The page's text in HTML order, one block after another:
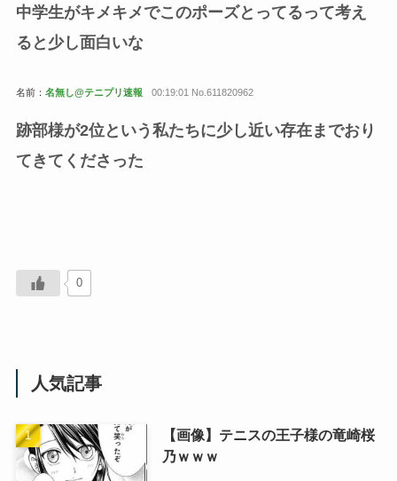
中学生がキメキメでこのポーズとってるって考え
ると少し面白いな
名前： 名無し@テニプリ速報 00:19:01 No.611820962
跡部様が2位という私たちに少し近い存在までおり
てきてくださった
0
人気記事
【画像】テニスの王子様の竜崎桜
乃ｗｗｗ